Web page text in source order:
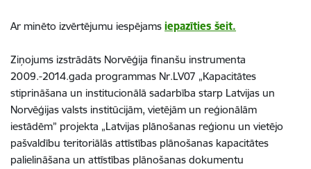
Ar minēto izvērtējumu iespējams iepazīties šeit.
Ziņojums izstrādāts Norvēģija finanšu instrumenta
2009.-2014.gada programmas Nr.LV07 „Kapacitātes
stiprināšana un institucionālā sadarbība starp Latvijas un
Norvēģijas valsts institūcijām, vietējām un reģionālām
iestādēm” projekta „Latvijas plānošanas reģionu un vietējo
pašvaldību teritoriālās attīstības plānošanas kapacitātes
palielināšana un attīstības plānošanas dokumentu